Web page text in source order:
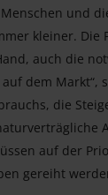
und
kleiner. Die
auch die
dem Markt“,
die
auf der
gereiht